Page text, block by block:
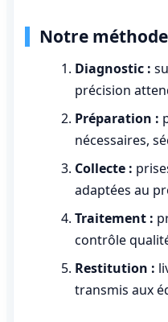
Notre
Diagnostic :
précision
Préparation :
nécessaires,
Collecte :
adaptées au
Traitement :
contrôle
Restitution :
transmis aux